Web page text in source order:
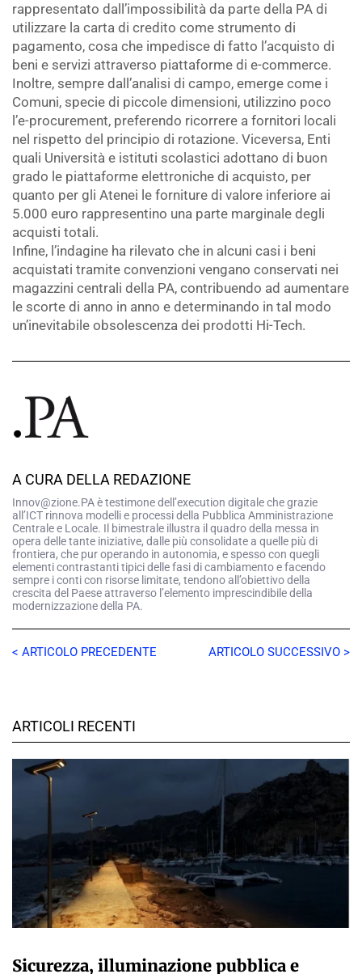
rappresentato dall’impossibilità da parte della PA di
utilizzare la carta di credito come strumento di
pagamento, cosa che impedisce di fatto l’acquisto di
beni e servizi attraverso piattaforme di e-commerce.
Inoltre, sempre dall’analisi di campo, emerge come i
Comuni, specie di piccole dimensioni, utilizzino poco
l’e-procurement, preferendo ricorrere a fornitori locali
nel rispetto del principio di rotazione. Viceversa, Enti
quali Università e istituti scolastici adottano di buon
grado le piattaforme elettroniche di acquisto, per
quanto per gli Atenei le forniture di valore inferiore ai
5.000 euro rappresentino una parte marginale degli
acquisti totali.
Infine, l’indagine ha rilevato che in alcuni casi i beni
acquistati tramite convenzioni vengano conservati nei
magazzini centrali della PA, contribuendo ad aumentare
le scorte di anno in anno e determinando in tal modo
un’inevitabile obsolescenza dei prodotti Hi-Tech.
A CURA DELLA REDAZIONE
Innov@zione.PA è testimone dell’execution digitale che grazie
all’ICT rinnova modelli e processi della Pubblica Amministrazione
Centrale e Locale. Il bimestrale illustra il quadro della messa in
opera delle tante iniziative, dalle più consolidate a quelle più di
frontiera, che pur operando in autonomia, e spesso con quegli
elementi contrastanti tipici delle fasi di cambiamento e facendo
sempre i conti con risorse limitate, tendono all’obiettivo della
crescita del Paese attraverso l’elemento imprescindibile della
modernizzazione della PA.
< ARTICOLO PRECEDENTE ARTICOLO SUCCESSIVO >
ARTICOLI RECENTI
Sicurezza, illuminazione pubblica e